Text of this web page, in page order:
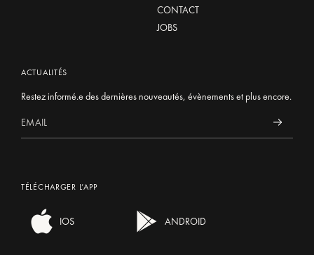
CONTACT
JOBS
ACTUALITÉS
Restez informé.e des dernières nouveautés, évènements et plus encore.
TÉLÉCHARGER L’APP
IOS ANDROID